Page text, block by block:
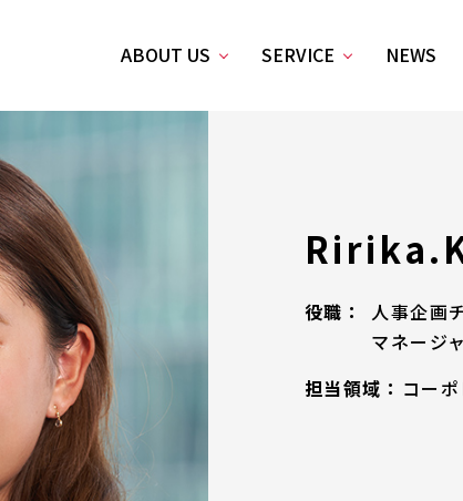
ABOUT US SERVICE NEWS
役職：
人事
マネージ
担当領域： コー